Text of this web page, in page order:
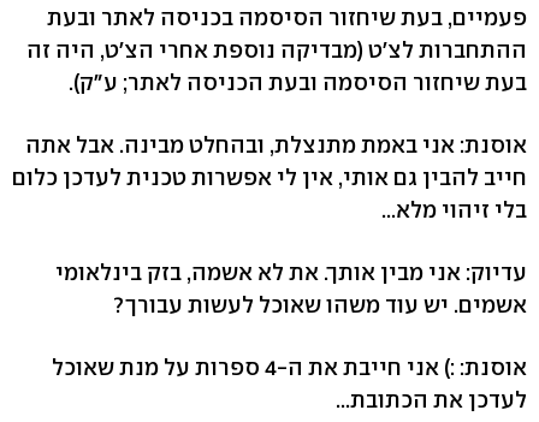
פעמיים, בעת שיחזור הסיסמה בכניסה לאתר ובעת
ההתחברות לצ'ט (מבדיקה נוספת אחרי הצ'ט, היה זה
בעת שיחזור הסיסמה ובעת הכניסה לאתר; ע"ק).
אוסנת: אני באמת מתנצלת, ובהחלט מבינה. אבל אתה
חייב להבין גם אותי, אין לי אפשרות טכנית לעדכן כלום
בלי זיהוי מלא...
עדיוק: אני מבין אותך. את לא אשמה, בזק בינלאומי
אשמים. יש עוד משהו שאוכל לעשות עבורך?
אוסנת: :) אני חייבת את ה-4 ספרות על מנת שאוכל
לעדכן את הכתובת...